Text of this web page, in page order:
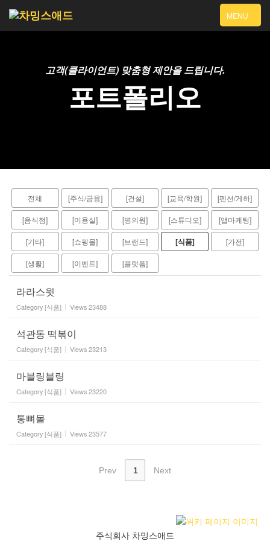
T
O
N
N
MENU
고객(클라이언트) 맞춤형 제안을 드립니다.
포트폴리오
전체 [주식/금융] [건설] [교육/학원] [펜션/게하]
[음식점] [미용실] [병의원] [스튜디오] [앱마케팅]
[기타] [쇼핑몰] [브랜드] [식품] [가전]
[생활] [이벤트] [플랫폼]
라라스윗
Category[식품] Views23488
석관동 떡볶이
Category[식품] Views23213
마블링블링
Category[식품] Views23220
통뼈몰
Category[식품] Views23577
Prev 1 Next
주식회사 차밍스애드